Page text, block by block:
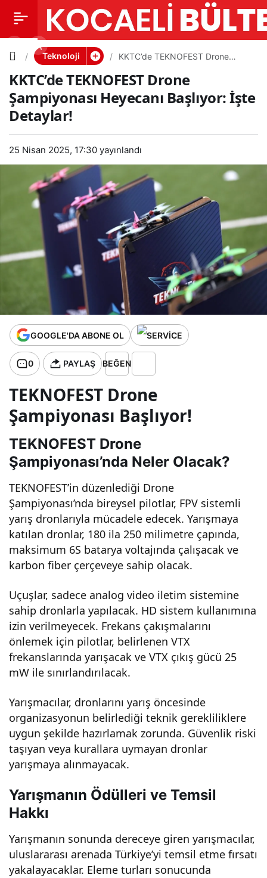
Teknoloji
KKTC’de TEKNOFEST Drone
İşte Detaylar!
KKTC’de TEKNOFEST Drone
Şampiyonası Heyecanı Başlıyor: İşte
Detaylar!
25 Nisan 2025, 17:30 yayınlandı
GOOGLE'DA ABONE OL
0 PAYLAŞ BEĞEN
TEKNOFEST Drone
Şampiyonası Başlıyor!
TEKNOFEST Drone
Şampiyonası’nda Neler Olacak?
TEKNOFEST’in düzenlediği Drone
Şampiyonası’nda bireysel pilotlar, FPV sistemli
yarış dronlarıyla mücadele edecek. Yarışmaya
katılan dronlar, 180 ila 250 milimetre çapında,
maksimum 6S batarya voltajında çalışacak ve
karbon fiber çerçeveye sahip olacak.
Uçuşlar, sadece analog video iletim sistemine
sahip dronlarla yapılacak. HD sistem kullanımına
izin verilmeyecek. Frekans çakışmalarını
önlemek için pilotlar, belirlenen VTX
frekanslarında yarışacak ve VTX çıkış gücü 25
mW ile sınırlandırılacak.
Yarışmacılar, dronlarını yarış öncesinde
organizasyonun belirlediği teknik gerekliliklere
uygun şekilde hazırlamak zorunda. Güvenlik riski
taşıyan veya kurallara uymayan dronlar
yarışmaya alınmayacak.
Yarışmanın Ödülleri ve Temsil
Hakkı
Yarışmanın sonunda dereceye giren yarışmacılar,
uluslararası arenada Türkiye’yi temsil etme fırsatı
yakalayacaklar. Eleme turları sonucunda
KKTC’de
TEKNOFE
ST Drone
Şampiyon
ası
Heyecanı
Başlıyor:
Detaylar!
PAYLAŞ